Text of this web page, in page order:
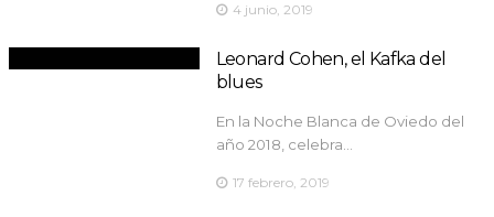
4 junio, 2019
Leonard Cohen, el Kafka del
blues
En la Noche Blanca de Oviedo del
año 2018, celebra…
17 febrero, 2019